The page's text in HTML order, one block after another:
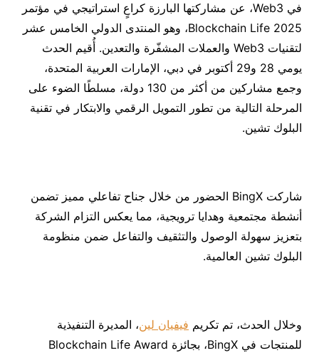
في Web3، عن مشاركتها البارزة كراعٍ استراتيجي في مؤتمر
Blockchain Life 2025، وهو المنتدى الدولي الخامس عشر
لتقنيات Web3 والعملات المشفّرة والتعدين. أُقيم الحدث
يومي 28 و29 أكتوبر في دبي، الإمارات العربية المتحدة،
وجمع مشاركين من أكثر من 130 دولة، مسلطًا الضوء على
المرحلة التالية من تطور التمويل الرقمي والابتكار في تقنية
البلوك تشين.
شاركت BingX الحضور من خلال جناح تفاعلي مميز تضمن
أنشطة مجتمعية وهدايا ترويجية، مما يعكس التزام الشركة
بتعزيز سهولة الوصول والتثقيف والتفاعل ضمن منظومة
البلوك تشين العالمية.
وخلال الحدث، تم تكريم فيفيان لين، المديرة التنفيذية
للمنتجات في BingX، بجائزة Blockchain Life Award